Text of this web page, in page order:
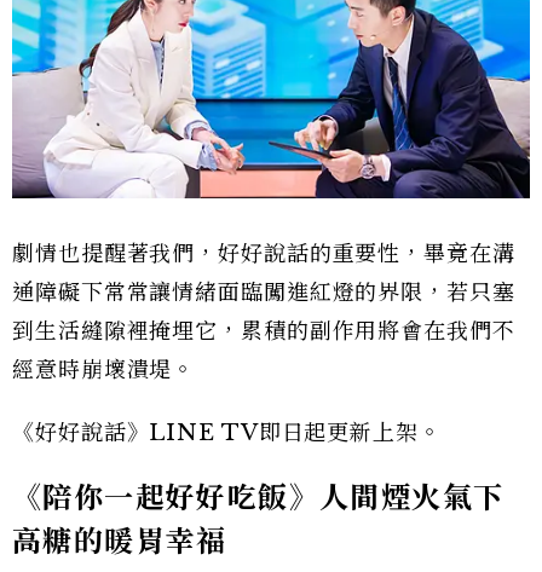
劇情也提醒著我們，好好說話的重要性，畢竟在溝
通障礙下常常讓情緒面臨闖進紅燈的界限，若只塞
到生活縫隙裡掩埋它，累積的副作用將會在我們不
經意時崩壞潰堤。
《好好說話》LINE TV即日起更新上架。
《陪你一起好好吃飯》人間煙火氣下
高糖的暖胃幸福